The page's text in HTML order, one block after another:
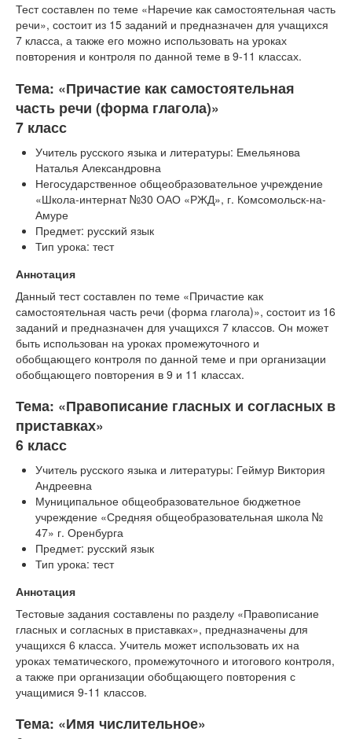
Тест составлен по теме «Наречие как самостоятельная часть
речи», состоит из 15 заданий и предназначен для учащихся
7 класса, а также его можно использовать на уроках
повторения и контроля по данной теме в 9-11 классах.
Тема: «Причастие как самостоятельная
часть речи (форма глагола)»
7 класс
Учитель русского языка и литературы: Емельянова
Наталья Александровна
Негосударственное общеобразовательное учреждение
«Школа-интернат №30 ОАО «РЖД», г. Комсомольск-на-
Амуре
Предмет: русский язык
Тип урока: тест
Аннотация
Данный тест составлен по теме «Причастие как
самостоятельная часть речи (форма глагола)», состоит из 16
заданий и предназначен для учащихся 7 классов. Он может
быть использован на уроках промежуточного и
обобщающего контроля по данной теме и при организации
обобщающего повторения в 9 и 11 классах.
Тема: «Правописание гласных и согласных в
приставках»
6 класс
Учитель русского языка и литературы: Геймур Виктория
Андреевна
Муниципальное общеобразовательное бюджетное
учреждение «Средняя общеобразовательная школа №
47» г. Оренбурга
Предмет: русский язык
Тип урока: тест
Аннотация
Тестовые задания составлены по разделу «Правописание
гласных и согласных в приставках», предназначены для
учащихся 6 класса. Учитель может использовать их на
уроках тематического, промежуточного и итогового контроля,
а также при организации обобщающего повторения с
учащимися 9-11 классов.
Тема: «Имя числительное»